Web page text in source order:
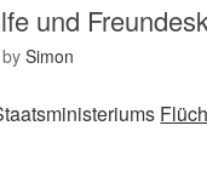
und
bySimon